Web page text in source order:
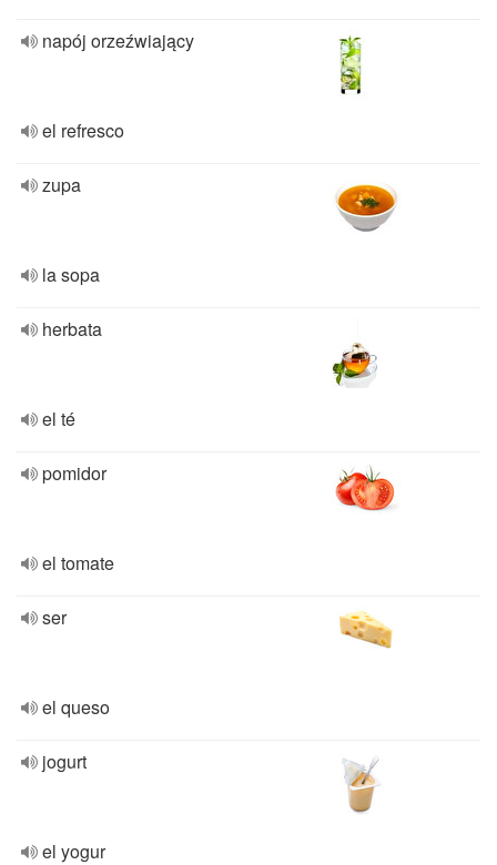
napój orzeźwiający
el refresco
zupa
la sopa
herbata
el té
pomidor
el tomate
ser
el queso
jogurt
el yogur